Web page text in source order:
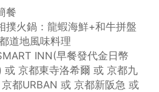
餐
撲火鍋：龍蝦海鮮+和牛拼盤
道地風味料理
INN(早餐發代金日幣
或 京都東寺洛希爾 或 京都九
都URBAN 或 京都新阪急 或